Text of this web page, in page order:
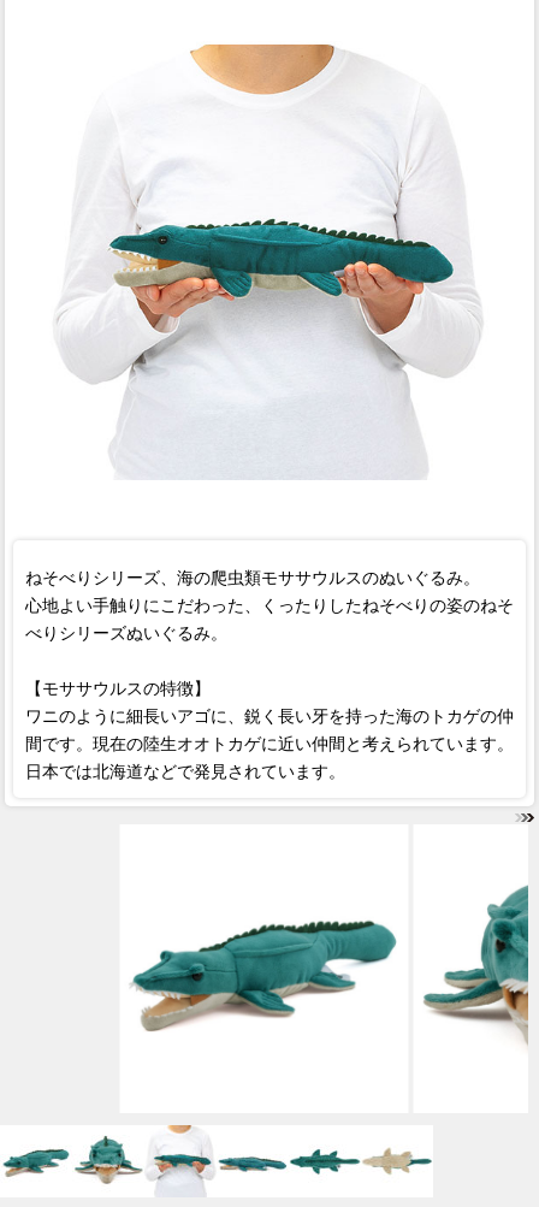
ねそべりシリーズ、海の爬虫類モササウルスのぬいぐるみ。
心地よい手触りにこだわった、くったりしたねそべりの姿のねそ
べりシリーズぬいぐるみ。
【モササウルスの特徴】
ワニのように細長いアゴに、鋭く長い牙を持った海のトカゲの仲
間です。現在の陸生オオトカゲに近い仲間と考えられています。
日本では北海道などで発見されています。